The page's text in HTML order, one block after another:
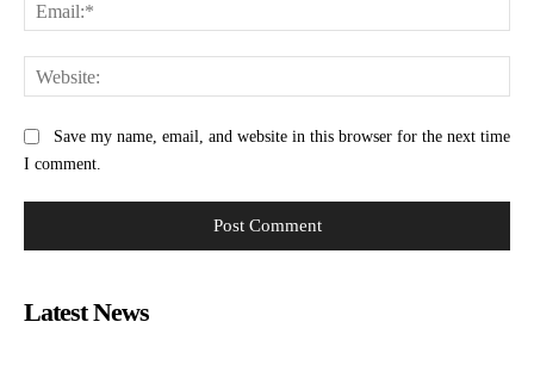
Save my name, email, and website in this browser for the next time
I comment.
Latest News